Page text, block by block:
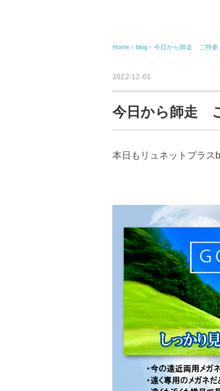
Home › blog › 今日から師走 ご持
2022-12-01
今日から師走
本日もリュネットプラス